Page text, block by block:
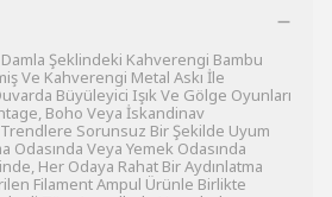
Damla Şeklindeki Kahverengi Bambu
Ve Kahverengi Metal Askı İle
Büyüleyici Işık Ve Gölge Oyunları
Boho Veya İskandinav
Sorunsuz Bir Şekilde Uyum
Odasında Veya Yemek Odasında
Her Odaya Rahat Bir Aydınlatma
Filament Ampul Ürünle Birlikte